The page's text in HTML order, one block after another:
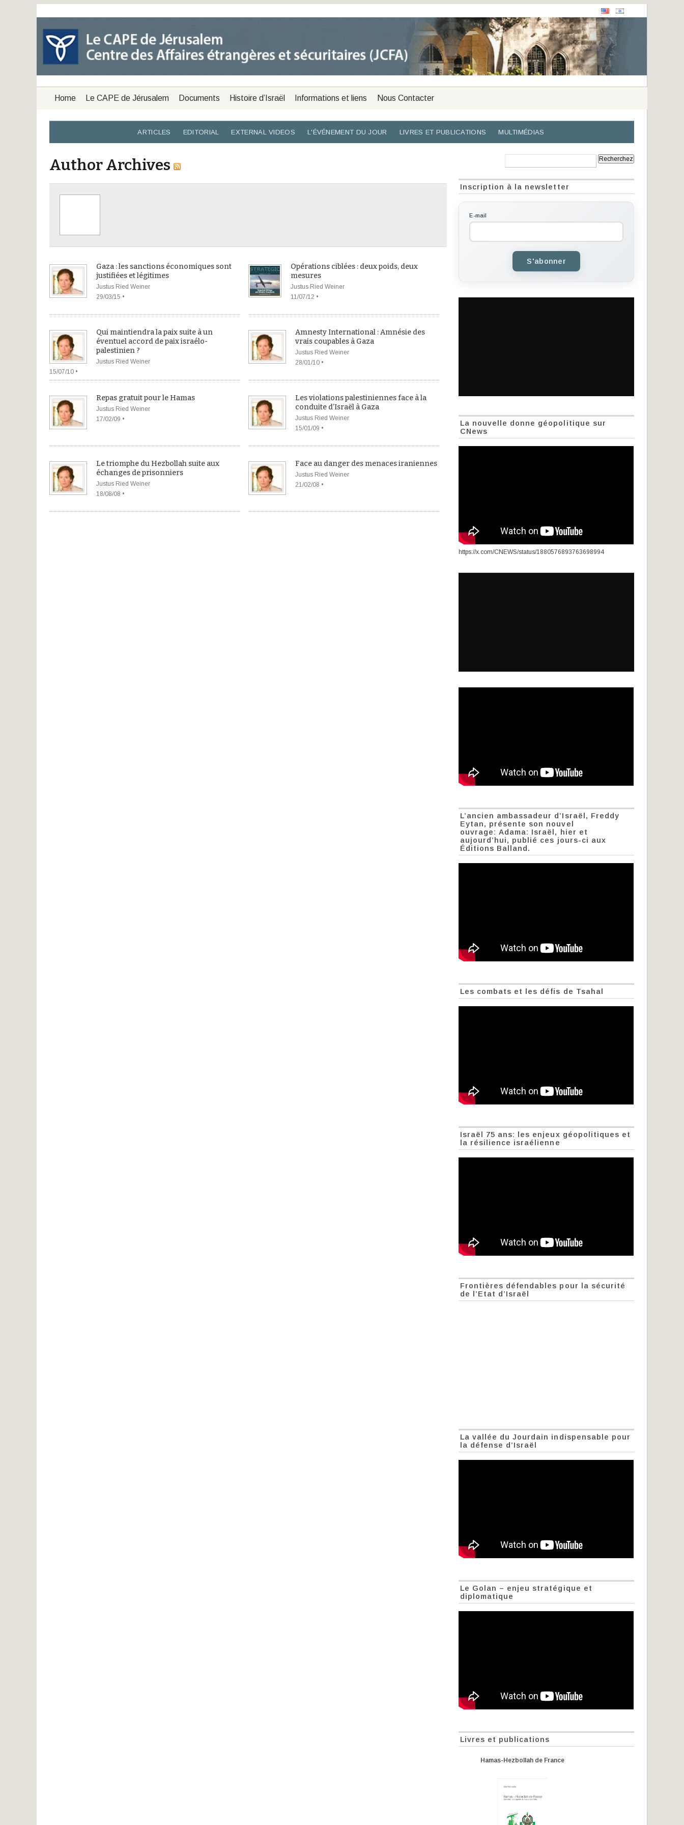
Home Le CAPE de Jérusalem Documents Histoire d’Israël Informations et liens Nous Contacter
ARTICLES EDITORIAL EXTERNAL VIDEOS L'ÉVÉNEMENT DU JOUR LIVRES ET PUBLICATIONS MULTIMÉDIAS
Author Archives
Gaza : les sanctions économiques sont
justifiées et légitimes
Justus Ried Weiner
29/03/15 •
Opérations ciblées : deux poids, deux
mesures
Justus Ried Weiner
11/07/12 •
Qui maintiendra la paix suite à un
éventuel accord de paix israélo-
palestinien ?
Justus Ried Weiner
15/07/10 •
Amnesty International : Amnésie des
vrais coupables à Gaza
Justus Ried Weiner
28/01/10 •
Repas gratuit pour le Hamas
Justus Ried Weiner
17/02/09 •
Les violations palestiniennes face à la
conduite d’Israël à Gaza
Justus Ried Weiner
15/01/09 •
Le triomphe du Hezbollah suite aux
échanges de prisonniers
Justus Ried Weiner
18/08/08 •
Face au danger des menaces iraniennes
Justus Ried Weiner
21/02/08 •
Inscription à la newsletter
E-mail
S'abonner
La nouvelle donne géopolitique sur
CNews
https://x.com/CNEWS/status/1880576893763698994
L’ancien ambassadeur d’Israël, Freddy
Eytan, présente son nouvel
ouvrage: Adama: Israël, hier et
aujourd’hui, publié ces jours-ci aux
Éditions Balland.
Les combats et les défis de Tsahal
Israël 75 ans: les enjeux géopolitiques et
la résilience israélienne
Frontières défendables pour la sécurité
de l’Etat d’Israël
La vallée du Jourdain indispensable pour
la défense d’Israël
Le Golan – enjeu stratégique et
diplomatique
Livres et publications
Hamas-Hezbollah de France